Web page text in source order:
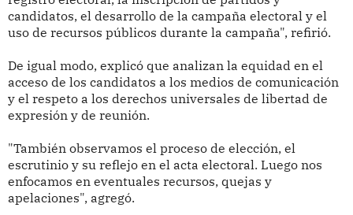
candidatos, el desarrollo de la campaña electoral y el
uso de recursos públicos durante la campaña", refirió.
De igual modo, explicó que analizan la equidad en el
acceso de los candidatos a los medios de comunicación
y el respeto a los derechos universales de libertad de
expresión y de reunión.
"También observamos el proceso de elección, el
escrutinio y su reflejo en el acta electoral. Luego nos
enfocamos en eventuales recursos, quejas y
apelaciones", agregó.